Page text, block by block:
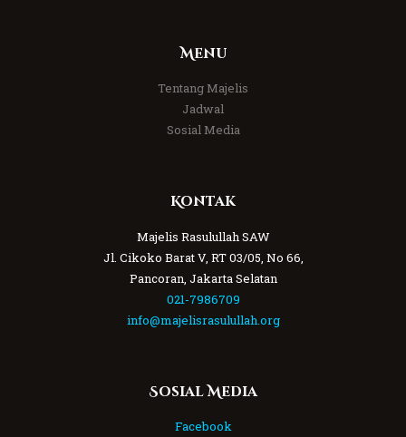
Menu
Tentang Majelis
Jadwal
Sosial Media
Kontak
Majelis Rasulullah SAW
Jl. Cikoko Barat V, RT 03/05, No 66,
Pancoran, Jakarta Selatan
021-7986709
info@majelisrasulullah.org
Sosial Media
Facebook